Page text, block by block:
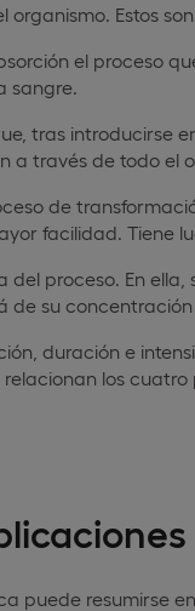
Estos
el proceso
sangre.
tras introducirse
a través de todo el
de
facilidad. Tiene
del proceso. En
su concentración
duración e
los cuatro
puede resumirse